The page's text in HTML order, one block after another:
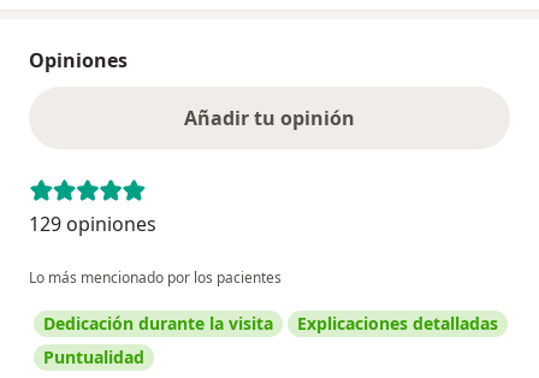
Opiniones
Añadir tu opinión
129 opiniones
Lo más mencionado por los pacientes
Dedicación durante la visita
Explicaciones detalladas
Puntualidad